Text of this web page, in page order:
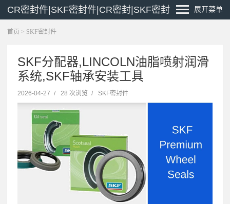
CR密封件|SKF密封件|CR密封|SKF密封 展开菜单
首页 > SKF密封件
SKF分配器,LINCOLN油脂喷射润滑
系统,SKF轴承安装工具
2026-04-27 / 28 次浏览 / SKF密封件